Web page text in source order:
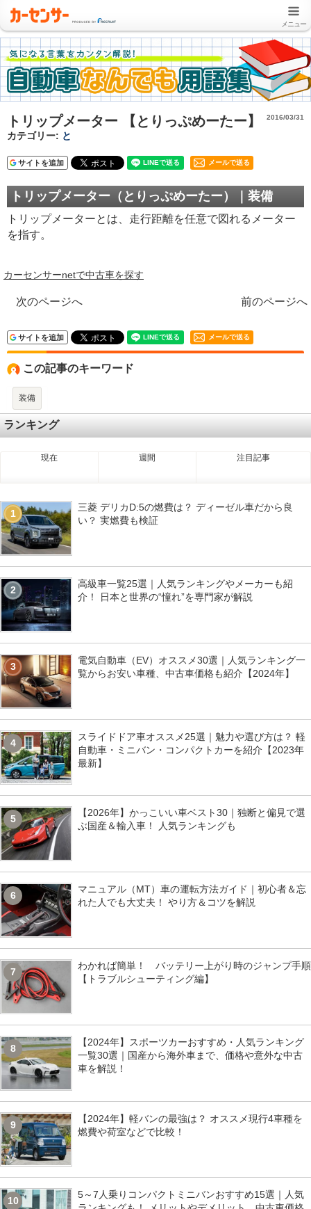
メニュー
2016/03/31
トリップメーター 【とりっぷめーたー】
カテゴリー: と
サイトを追加 メールで送る
トリップメーター（とりっぷめーたー）｜装備
トリップメーターとは、走行距離を任意で図れるメーター
を指す。
カーセンサーnetで中古車を探す
次のページへ 前のページへ
サイトを追加 メールで送る
この記事のキーワード
装備
ランキング
現在 週間 注目記事
1
三菱 デリカD:5の燃費は？ ディーゼル車だから良
い？ 実燃費も検証
2
高級車一覧25選｜人気ランキングやメーカーも紹
介！ 日本と世界の“憧れ”を専門家が解説
3
電気自動車（EV）オススメ30選｜人気ランキング一
覧からお安い車種、中古車価格も紹介【2024年】
4
スライドドア車オススメ25選｜魅力や選び方は？ 軽
自動車・ミニバン・コンパクトカーを紹介【2023年
最新】
5
【2026年】かっこいい車ベスト30｜独断と偏見で選
ぶ国産＆輸入車！ 人気ランキングも
6
マニュアル（MT）車の運転方法ガイド｜初心者＆忘
れた人でも大丈夫！ やり方＆コツを解説
7
わかれば簡単！ バッテリー上がり時のジャンプ手順
【トラブルシューティング編】
8
【2024年】スポーツカーおすすめ・人気ランキング
一覧30選｜国産から海外車まで、価格や意外な中古
車を解説！
9
【2024年】軽バンの最強は？ オススメ現行4車種を
燃費や荷室などで比較！
10
5～7人乗りコンパクトミニバンおすすめ15選｜人気